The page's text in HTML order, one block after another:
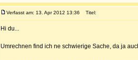
Verfasst am: 13. Apr 2012 13:36 Titel:
Hi du...
Umrechnen find ich ne schwierige Sache, da ja